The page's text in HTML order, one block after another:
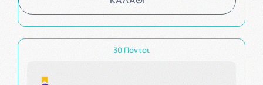
30 Πόντοι